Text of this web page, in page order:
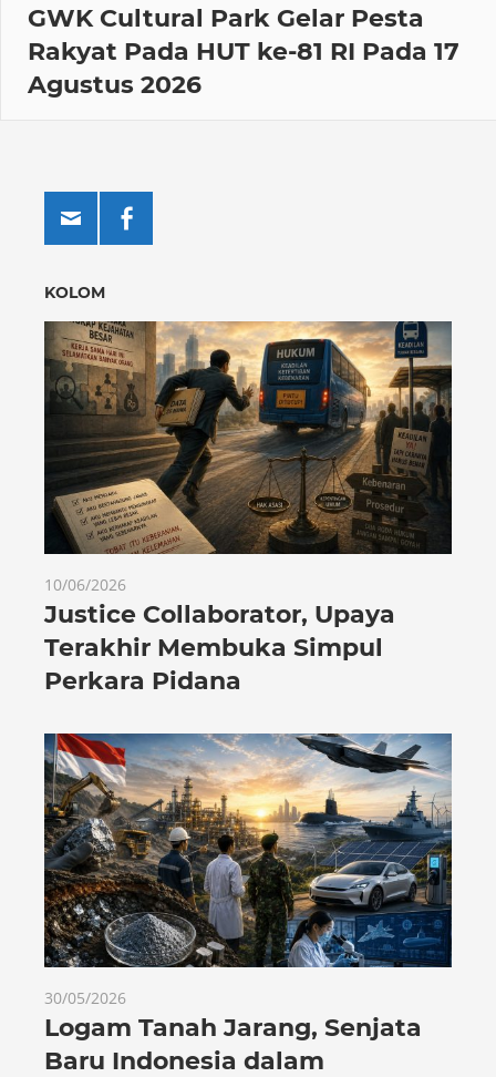
GWK Cultural Park Gelar Pesta
Rakyat Pada HUT ke-81 RI Pada 17
Agustus 2026
KOLOM
10/06/2026
Justice Collaborator, Upaya
Terakhir Membuka Simpul
Perkara Pidana
30/05/2026
Logam Tanah Jarang, Senjata
Baru Indonesia dalam